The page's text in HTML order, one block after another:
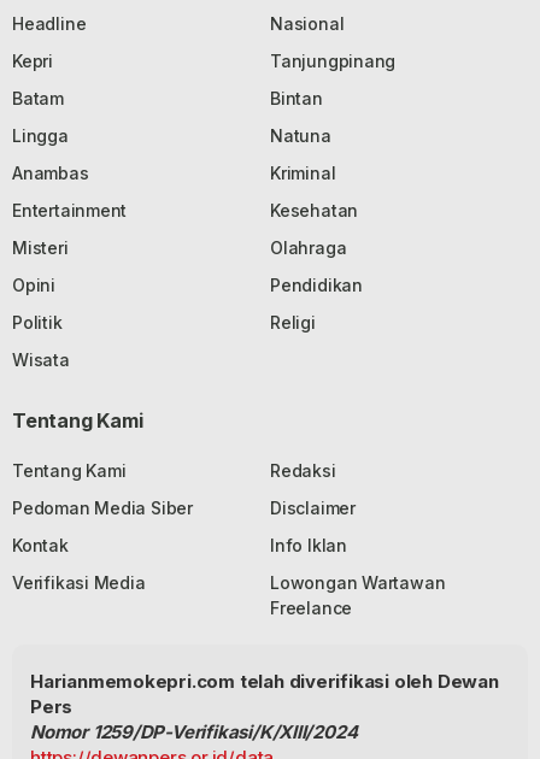
Headline
Nasional
Kepri
Tanjungpinang
Batam
Bintan
Lingga
Natuna
Anambas
Kriminal
Entertainment
Kesehatan
Misteri
Olahraga
Opini
Pendidikan
Politik
Religi
Wisata
Tentang Kami
Tentang Kami
Redaksi
Pedoman Media Siber
Disclaimer
Kontak
Info Iklan
Verifikasi Media
Lowongan Wartawan
Freelance
Harianmemokepri.com telah diverifikasi oleh Dewan
Pers
Nomor 1259/DP-Verifikasi/K/XIII/2024